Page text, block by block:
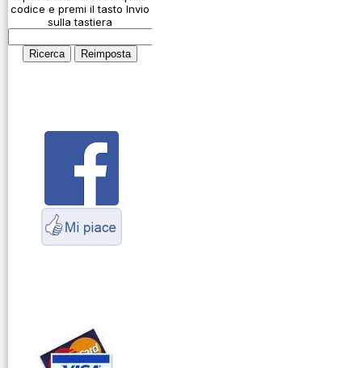
microfoniche
Cosa è l' ADS-B
antenne e cavi
Servizio
Radioelettrico
codice e premi il tasto Invio
sulla tastiera